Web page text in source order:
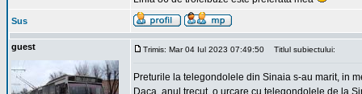
Sus
guest Trimis: Mar 04 Iul 2023 07:49:50 Titlul subiectului:
Preturile la telegondolele din Sinaia s-au marit, in
Daca, anul trecut, o urcare cu telegondolele de la